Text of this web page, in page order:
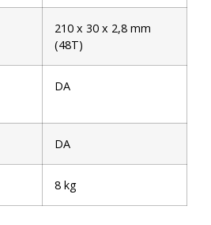
210 x 30 x 2,8 mm
(48T)
DA
DA
8 kg